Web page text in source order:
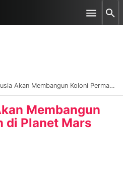
content
Membangun Koloni Permanen di Planet Mars
Membangun
di Planet Mars